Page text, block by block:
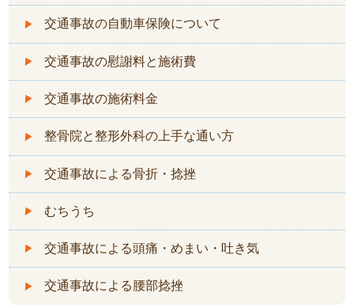
交通事故の自動車保険について
交通事故の慰謝料と施術費
交通事故の施術料金
整骨院と整形外科の上手な通い方
交通事故による骨折・捻挫
むちうち
交通事故による頭痛・めまい・吐き気
交通事故による腰部捻挫